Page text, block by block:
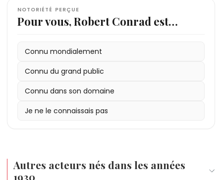
NOTORIÉTÉ PERÇUE
Pour vous, Robert Conrad est…
Connu mondialement
Connu du grand public
Connu dans son domaine
Je ne le connaissais pas
Autres acteurs nés dans les années
1930